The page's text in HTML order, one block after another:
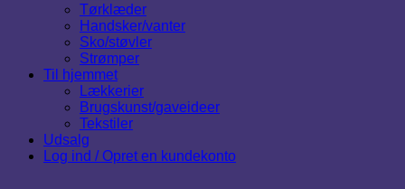
Tørklæder
Handsker/vanter
Sko/støvler
Strømper
Til hjemmet
Lækkerier
Brugskunst/gaveideer
Tekstiler
Udsalg
Log ind / Opret en kundekonto